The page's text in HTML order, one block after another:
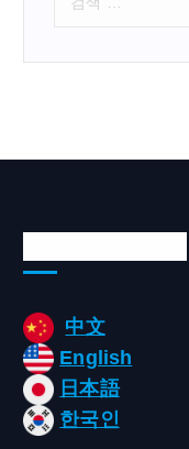
中文
English
日本語
한국인